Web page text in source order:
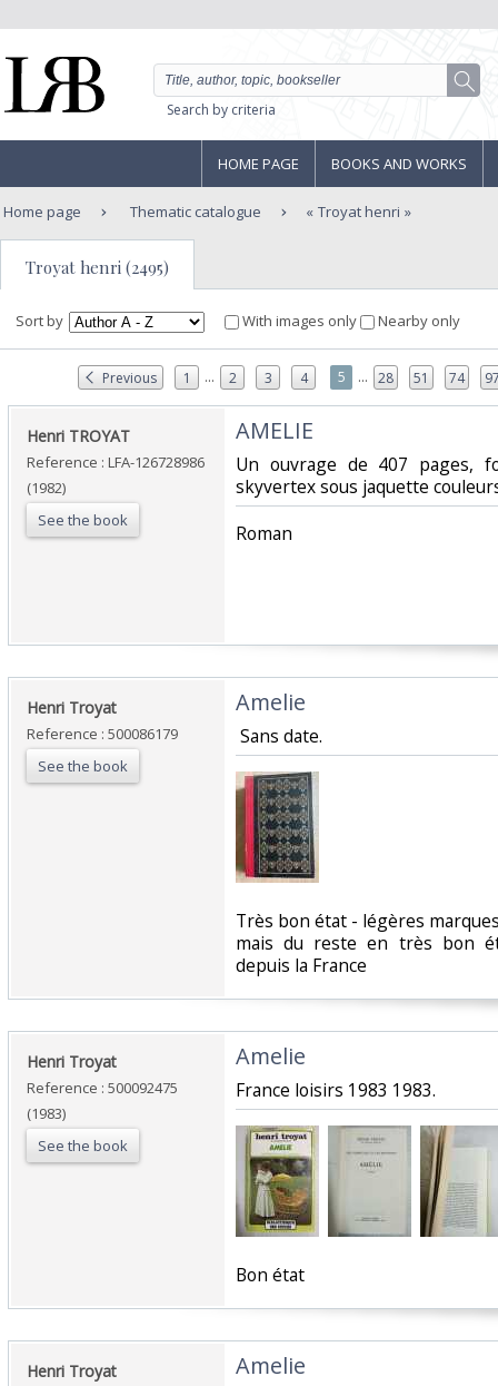
Search by criteria
HOME PAGE BOOKS AND WORKS
Home page Thematic catalogue Troyat henri
Troyat henri (2495)
Sort by With images only Nearby only
Previous 1 ... 2 3 4 5 ... 28 51 74
‎Henri TROYAT‎
Reference : LFA-126728986
(1982)
See the book
‎AMELIE‎
‎Un ouvrage de 407 pages,
skyvertex sous jaquette
‎Roman‎
‎Henri Troyat‎
Reference : 500086179
See the book
‎Amelie‎
‎ Sans date.‎
‎Très bon état - légères
mais du reste en très bon
depuis la France‎
‎Henri Troyat‎
Reference : 500092475
(1983)
See the book
‎Amelie‎
‎France loisirs 1983 1983.‎
‎Bon état‎
‎Henri Troyat‎ ‎Amelie‎